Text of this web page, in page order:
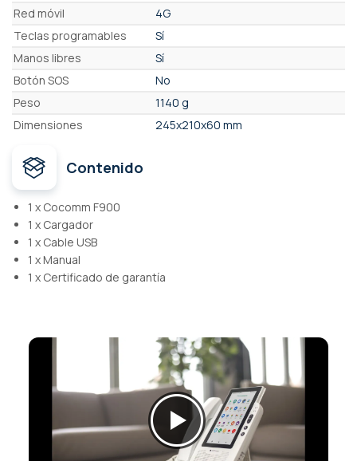
Red móvil
4G
Teclas programables
Sí
Manos libres
Sí
Botón SOS
No
Peso
1140 g
Dimensiones
245x210x60 mm
Contenido
1 x Cocomm F900
1 x Cargador
1 x Cable USB
1 x Manual
1 x Certificado de garantía